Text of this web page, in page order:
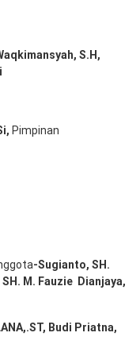
S.H,
, Pimpinan
-Sugianto, SH.
SH. M. Fauzie Dianjaya,
, Budi Priatna,